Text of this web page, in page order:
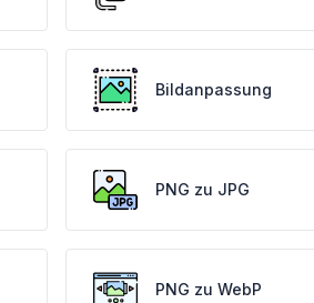
Bildanpassung
PNG zu JPG
PNG zu WebP